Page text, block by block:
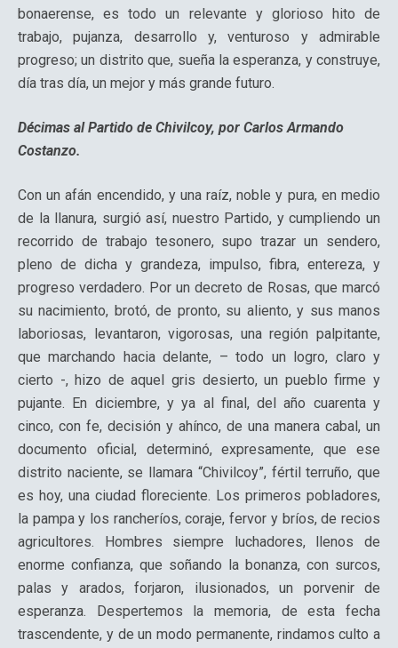
bonaerense, es todo un relevante y glorioso hito de
trabajo, pujanza, desarrollo y, venturoso y admirable
progreso; un distrito que, sueña la esperanza, y construye,
día tras día, un mejor y más grande futuro.
Décimas al Partido de Chivilcoy, por Carlos Armando
Costanzo.
Con un afán encendido, y una raíz, noble y pura, en medio
de la llanura, surgió así, nuestro Partido, y cumpliendo un
recorrido de trabajo tesonero, supo trazar un sendero,
pleno de dicha y grandeza, impulso, fibra, entereza, y
progreso verdadero. Por un decreto de Rosas, que marcó
su nacimiento, brotó, de pronto, su aliento, y sus manos
laboriosas, levantaron, vigorosas, una región palpitante,
que marchando hacia delante, – todo un logro, claro y
cierto -, hizo de aquel gris desierto, un pueblo firme y
pujante. En diciembre, y ya al final, del año cuarenta y
cinco, con fe, decisión y ahínco, de una manera cabal, un
documento oficial, determinó, expresamente, que ese
distrito naciente, se llamara “Chivilcoy”, fértil terruño, que
es hoy, una ciudad floreciente. Los primeros pobladores,
la pampa y los rancheríos, coraje, fervor y bríos, de recios
agricultores. Hombres siempre luchadores, llenos de
enorme confianza, que soñando la bonanza, con surcos,
palas y arados, forjaron, ilusionados, un porvenir de
esperanza. Despertemos la memoria, de esta fecha
trascendente, y de un modo permanente, rindamos culto a